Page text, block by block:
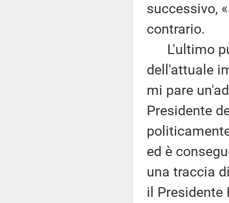
successivo,
contrario.
L'ultimo
dell'attuale
mi pare
Presidente
ed è
una traccia
il Presidente